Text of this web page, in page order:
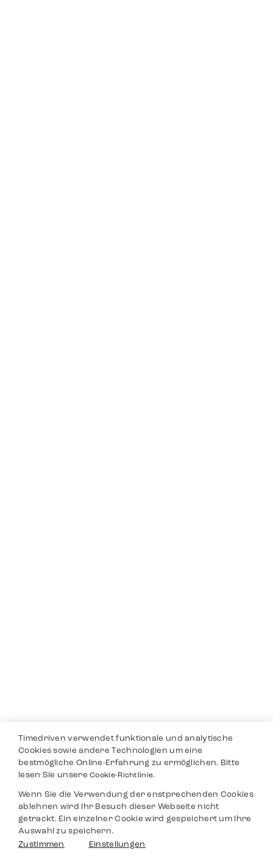
Timedriven verwendet funktionale und analytische
Cookies sowie andere Technologien um eine
bestmögliche Online-Erfahrung zu ermöglichen. Bitte
lesen Sie unsereCookie-Richtlinie.
Wenn Sie die Verwendung der enstprechenden Cookies
ablehnen wird Ihr Besuch dieser Webseite nicht
getrackt. Ein einzelner Cookie wird gespeichert um Ihre
Auswahl zu speichern.
Zustimmen
Einstellungen